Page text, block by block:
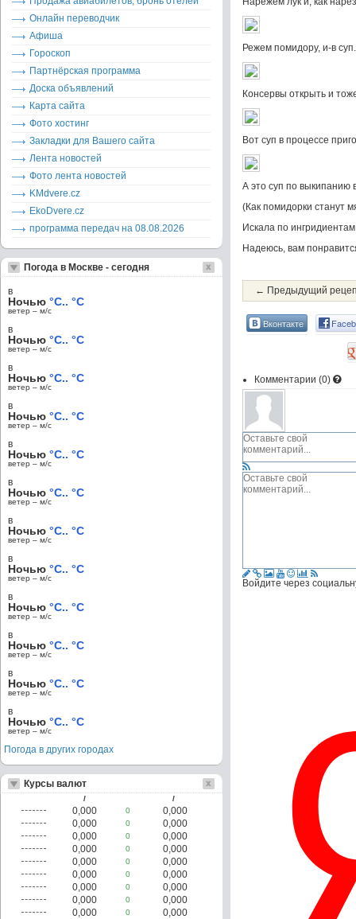
Режем помидору, и-в суп.
Консервы открыть и
Вот суп в процессе
А это суп по выкипанию
(Как помидорки станут
Искала по
Надеюсь, вам
← Предыдущий
Вконтакте
Комментарии (0)
Войдите через
Онлайн переводчик
Афиша
Гороскоп
Партнёрская программа
Доска объявлений
Карта сайта
Фото хостинг
Закладки для Вашего сайта
Лента новостей
Фото лента новостей
KMdvere.cz
EkoDvere.cz
программа передач на 08.08.2026
Погода в Москве - сегодня
в
Ночью °C.. °C
ветер – м/c
в
Ночью °C.. °C
ветер – м/c
в
Ночью °C.. °C
ветер – м/c
в
Ночью °C.. °C
ветер – м/c
в
Ночью °C.. °C
ветер – м/c
в
Ночью °C.. °C
ветер – м/c
в
Ночью °C.. °C
ветер – м/c
в
Ночью °C.. °C
ветер – м/c
в
Ночью °C.. °C
ветер – м/c
в
Ночью °C.. °C
ветер – м/c
в
Ночью °C.. °C
ветер – м/c
в
Ночью °C.. °C
ветер – м/c
Погода в других городах
Курсы валют
/ /
0,000 0
0,000
0,000
0
0,000
0,000
0
0,000
0,000
0
0,000
0,000
0
0,000
0,000
0
0,000
0,000
0
0,000
0,000
0
0,000
0,000
0
0,000